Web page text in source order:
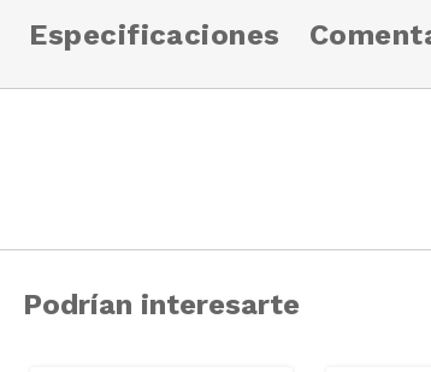
Especificaciones
Podrían interesarte